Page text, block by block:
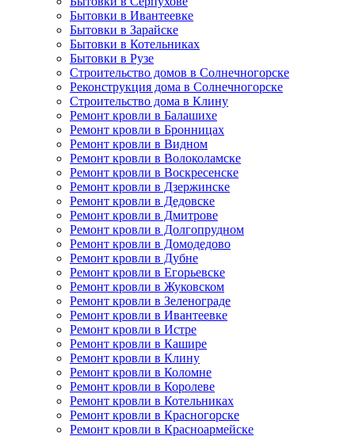
Бытовки в Ивантеевке
Бытовки в Зарайске
Бытовки в Котельниках
Бытовки в Рузе
Строительство домов в Солнечногорске
Реконструкция дома в Солнечногорске
Строительство дома в Клину
Ремонт кровли в Балашихе
Ремонт кровли в Бронницах
Ремонт кровли в Видном
Ремонт кровли в Волоколамске
Ремонт кровли в Воскресенске
Ремонт кровли в Дзержинске
Ремонт кровли в Дедовске
Ремонт кровли в Дмитрове
Ремонт кровли в Долгопрудном
Ремонт кровли в Домодедово
Ремонт кровли в Дубне
Ремонт кровли в Егорьевске
Ремонт кровли в Жуковском
Ремонт кровли в Зеленограде
Ремонт кровли в Ивантеевке
Ремонт кровли в Истре
Ремонт кровли в Кашире
Ремонт кровли в Клину
Ремонт кровли в Коломне
Ремонт кровли в Королеве
Ремонт кровли в Котельниках
Ремонт кровли в Красногорске
Ремонт кровли в Красноармейске